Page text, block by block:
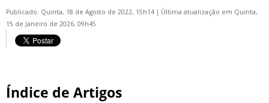
Publicado: Quinta, 18 de Agosto de 2022, 15h14 | Última atualização em Quinta,
15 de Janeiro de 2026, 09h45
Índice de Artigos